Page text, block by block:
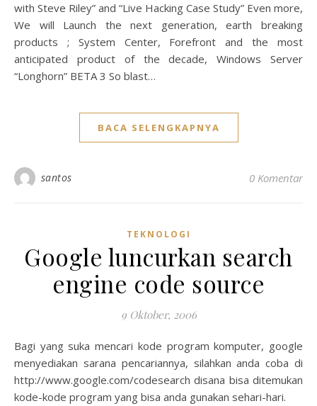
with Steve Riley” and “Live Hacking Case Study” Even more,
We will Launch the next generation, earth breaking
products ; System Center, Forefront and the most
anticipated product of the decade, Windows Server
“Longhorn” BETA 3 So blast…
BACA SELENGKAPNYA
santos 0 Komentar
TEKNOLOGI
Google luncurkan search
engine code source
9 Oktober, 2006
Bagi yang suka mencari kode program komputer, google
menyediakan sarana pencariannya, silahkan anda coba di
http://www.google.com/codesearch disana bisa ditemukan
kode-kode program yang bisa anda gunakan sehari-hari.